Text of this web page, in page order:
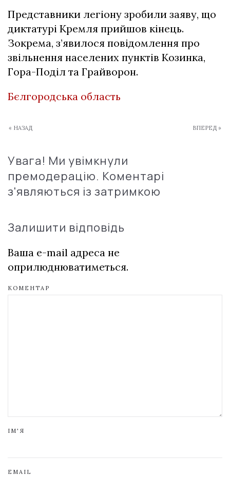
Представники легіону зробили заяву, що
диктатурі Кремля прийшов кінець.
Зокрема, з’явилося повідомлення про
звільнення населених пунктів Козинка,
Гора-Поділ та Грайворон.
Бєлгородська область
« НАЗАД ВПЕРЕД »
Увага! Ми увімкнули
премодерацію. Коментарі
з'являються із затримкою
Залишити відповідь
Ваша e-mail адреса не
оприлюднюватиметься.
КОМЕНТАР
ІМ'Я
EMAIL